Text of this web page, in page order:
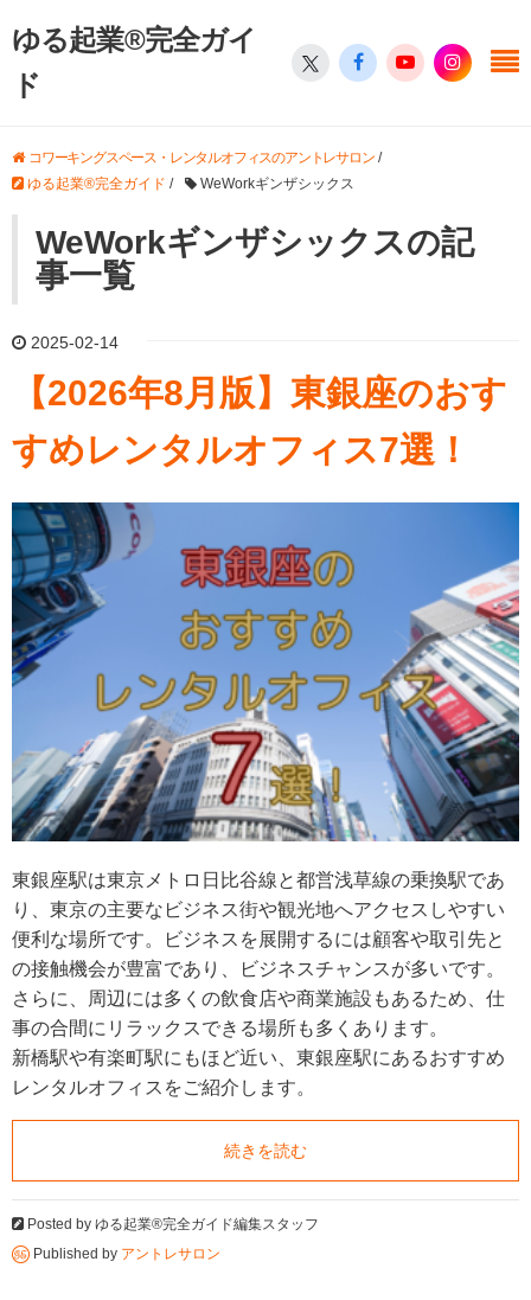
ゆる起業®完全ガイ
ド
コワーキングスペース・レンタルオフィスのアントレサロン/
ゆる起業®完全ガイド / WeWorkギンザシックス
WeWorkギンザシックスの記
事一覧
2025-02-14
【2026年8月版】東銀座のおす
すめレンタルオフィス7選！
東銀座駅は東京メトロ日比谷線と都営浅草線の乗換駅であ
り、東京の主要なビジネス街や観光地へアクセスしやすい
便利な場所です。ビジネスを展開するには顧客や取引先と
の接触機会が豊富であり、ビジネスチャンスが多いです。
さらに、周辺には多くの飲食店や商業施設もあるため、仕
事の合間にリラックスできる場所も多くあります。
新橋駅や有楽町駅にもほど近い、東銀座駅にあるおすすめ
レンタルオフィスをご紹介します。
続きを読む
Posted by ゆる起業®完全ガイド編集スタッフ
Published by アントレサロン